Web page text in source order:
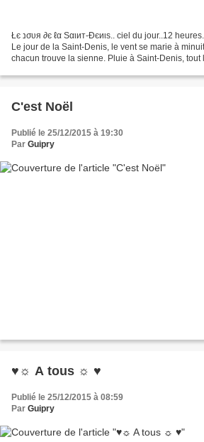
Łє נσυя ∂є ℓα Sαιит-Đєиιѕ.. ciel du jour..12 heures...10° - Le 26 ∂é¢ємвяє -
Le jour de la Saint-Denis, le vent se marie à
chacun trouve la sienne. Pluie à Saint-Denis,
C'est Noël
Publié le 25/12/2015 à 19:30
Par Guipry
♥☼ A tous ☼ ♥
Publié le 25/12/2015 à 08:59
Par Guipry